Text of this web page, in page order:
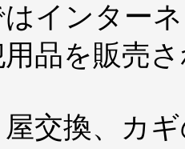
インター
用品を販売
交換、カ